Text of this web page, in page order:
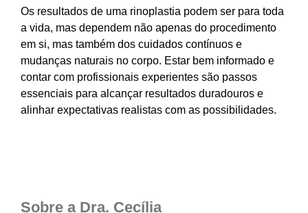
Os resultados de uma rinoplastia podem ser para toda
a vida, mas dependem não apenas do procedimento
em si, mas também dos cuidados contínuos e
mudanças naturais no corpo. Estar bem informado e
contar com profissionais experientes são passos
essenciais para alcançar resultados duradouros e
alinhar expectativas realistas com as possibilidades.
Sobre a Dra. Cecília